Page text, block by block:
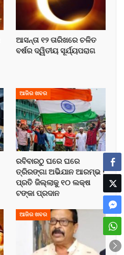
ଆସନ୍ତା ୧୨ ତାରିଖରେ ଚଳିତ
ବର୍ଷର ଦ୍ୱିତୀୟ ସୂର୍ଯ୍ୟପରାଗ
ଆଜିର ଖବର
ରବିବାରଠୁ ଘରେ ଘରେ
ତ୍ରିରଙ୍ଗା ଅଭିଯାନ ଆରମ୍ଭ !
ପ୍ରତି ଜିଲ୍ଲାକୁ ୧୦ ଲକ୍ଷ
ଟଙ୍କା ପ୍ରଦାନ
ଆଜିର ଖବର